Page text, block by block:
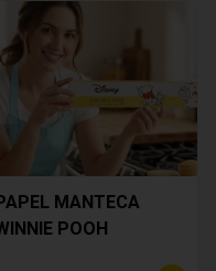
MANTECA
POOH